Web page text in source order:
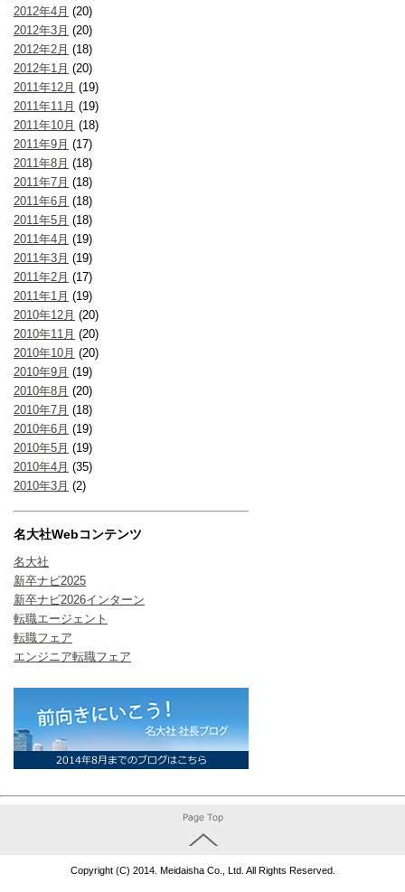
2012年4月 (20)
2012年3月 (20)
2012年2月 (18)
2012年1月 (20)
2011年12月 (19)
2011年11月 (19)
2011年10月 (18)
2011年9月 (17)
2011年8月 (18)
2011年7月 (18)
2011年6月 (18)
2011年5月 (18)
2011年4月 (19)
2011年3月 (19)
2011年2月 (17)
2011年1月 (19)
2010年12月 (20)
2010年11月 (20)
2010年10月 (20)
2010年9月 (19)
2010年8月 (20)
2010年7月 (18)
2010年6月 (19)
2010年5月 (19)
2010年4月 (35)
2010年3月 (2)
名大社Webコンテンツ
名大社
新卒ナビ2025
新卒ナビ2026インターン
転職エージェント
転職フェア
エンジニア転職フェア
Copyright (C) 2014. Meidaisha Co., Ltd. All Rights Reserved.